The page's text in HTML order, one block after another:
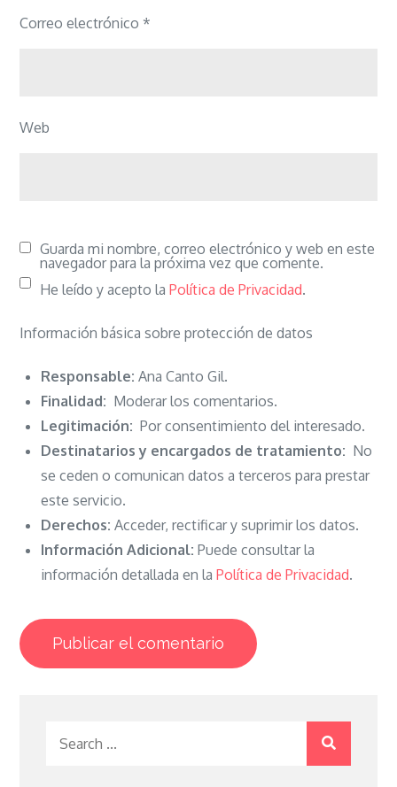
Correo electrónico *
Web
Guarda mi nombre, correo electrónico y web en este
navegador para la próxima vez que comente.
He leído y acepto laPolítica de Privacidad.
Información básica sobre protección de datos
Responsable: Ana Canto Gil.
Finalidad: Moderar los comentarios.
Legitimación: Por consentimiento del interesado.
Destinatarios y encargados de tratamiento: No
se ceden o comunican datos a terceros para prestar
este servicio.
Derechos: Acceder, rectificar y suprimir los datos.
Información Adicional: Puede consultar la
información detallada en laPolítica de Privacidad.